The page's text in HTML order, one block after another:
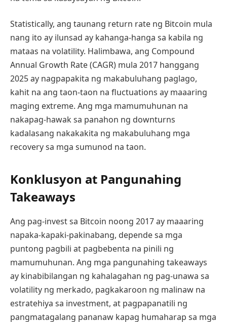
Statistically, ang taunang return rate ng Bitcoin mula
nang ito ay ilunsad ay kahanga-hanga sa kabila ng
mataas na volatility. Halimbawa, ang Compound
Annual Growth Rate (CAGR) mula 2017 hanggang
2025 ay nagpapakita ng makabuluhang paglago,
kahit na ang taon-taon na fluctuations ay maaaring
maging extreme. Ang mga mamumuhunan na
nakapag-hawak sa panahon ng downturns
kadalasang nakakakita ng makabuluhang mga
recovery sa mga sumunod na taon.
Konklusyon at Pangunahing
Takeaways
Ang pag-invest sa Bitcoin noong 2017 ay maaaring
napaka-kapaki-pakinabang, depende sa mga
puntong pagbili at pagbebenta na pinili ng
mamumuhunan. Ang mga pangunahing takeaways
ay kinabibilangan ng kahalagahan ng pag-unawa sa
volatility ng merkado, pagkakaroon ng malinaw na
estratehiya sa investment, at pagpapanatili ng
pangmatagalang pananaw kapag humaharap sa mga